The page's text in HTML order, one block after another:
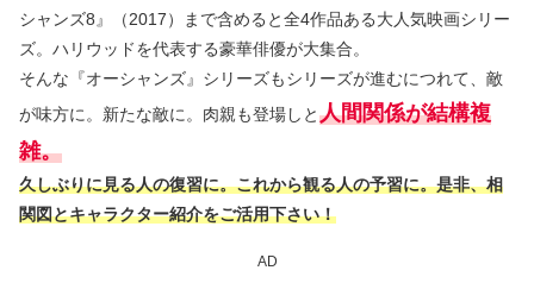
シャンズ8』（2017）まで含めると全4作品ある大人気映画シリー
ズ。ハリウッドを代表する豪華俳優が大集合。
そんな『オーシャンズ』シリーズもシリーズが進むにつれて、敵
が味方に。新たな敵に。肉親も登場しと人間関係が結構複
雑。
久しぶりに見る人の復習に。これから観る人の予習に。是非、相
関図とキャラクター紹介をご活用下さい！
AD